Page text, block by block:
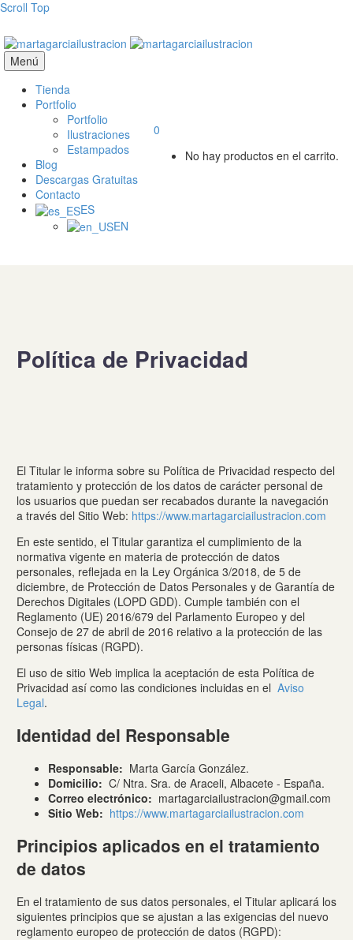
Scroll Top
Menú
Tienda
Portfolio
Portfolio
Ilustraciones
Estampados
Blog
Descargas Gratuitas
Contacto
ES
EN
0
No hay productos en el carrito.
Política de Privacidad
El Titular le informa sobre su Política de Privacidad respecto del
tratamiento y protección de los datos de carácter personal de
los usuarios que puedan ser recabados durante la navegación
a través del Sitio Web: https://www.martagarciailustracion.com
En este sentido, el Titular garantiza el cumplimiento de la
normativa vigente en materia de protección de datos
personales, reflejada en la Ley Orgánica 3/2018, de 5 de
diciembre, de Protección de Datos Personales y de Garantía de
Derechos Digitales (LOPD GDD). Cumple también con el
Reglamento (UE) 2016/679 del Parlamento Europeo y del
Consejo de 27 de abril de 2016 relativo a la protección de las
personas físicas (RGPD).
El uso de sitio Web implica la aceptación de esta Política de
Privacidad así como las condiciones incluidas en el Aviso
Legal.
Identidad del Responsable
Responsable: Marta García González.
Domicilio: C/ Ntra. Sra. de Araceli, Albacete - España.
Correo electrónico: martagarciailustracion@gmail.com
Sitio Web: https://www.martagarciailustracion.com
Principios aplicados en el tratamiento
de datos
En el tratamiento de sus datos personales, el Titular aplicará los
siguientes principios que se ajustan a las exigencias del nuevo
reglamento europeo de protección de datos (RGPD):